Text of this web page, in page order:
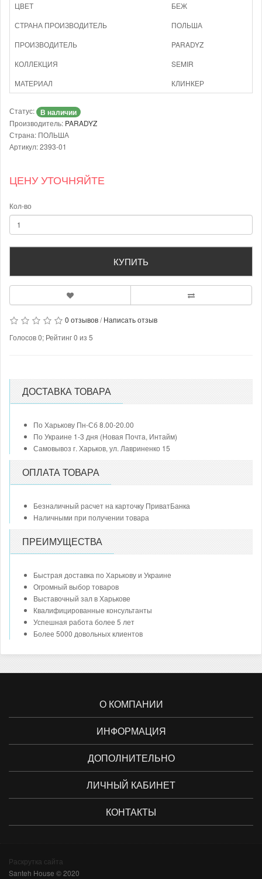
ЦВЕТ
БЕЖ
СТРАНА ПРОИЗВОДИТЕЛЬ
ПОЛЬША
ПРОИЗВОДИТЕЛЬ
PARADYZ
КОЛЛЕКЦИЯ
SEMIR
МАТЕРИАЛ
КЛИНКЕР
Статус: В наличии
Производитель: PARADYZ
Страна: ПОЛЬША
Артикул: 2393-01
ЦЕНУ УТОЧНЯЙТЕ
Кол-во
КУПИТЬ
0 отзывов/Написать отзыв
Голосов0; Рейтинг0 из 5
ДОСТАВКА ТОВАРА
По Харькову Пн-Сб 8.00-20.00
По Украине 1-3 дня (Новая Почта, Интайм)
Самовывоз г. Харьков, ул. Лавриненко 15
ОПЛАТА ТОВАРА
Безналичный расчет на карточку ПриватБанка
Наличными при получении товара
ПРЕИМУЩЕСТВА
Быстрая доставка по Харькову и Украине
Огромный выбор товаров
Выставочный зал в Харькове
Квалифицированные консультанты
Успешная работа более 5 лет
Более 5000 довольных клиентов
О КОМПАНИИ
ИНФОРМАЦИЯ
ДОПОЛНИТЕЛЬНО
ЛИЧНЫЙ КАБИНЕТ
КОНТАКТЫ
Раскрутка сайта
Santeh House © 2020